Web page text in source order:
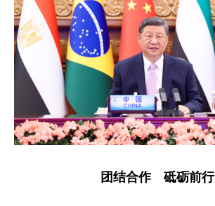
团结合作 砥砺前行